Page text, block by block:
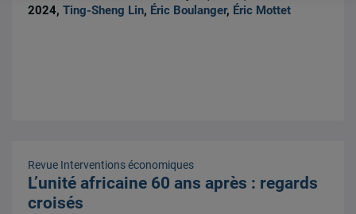
2024,Ting-Sheng Lin, Éric Boulanger, Éric Mottet
Revue Interventions économiques
L’unité africaine 60 ans après : regards
croisés